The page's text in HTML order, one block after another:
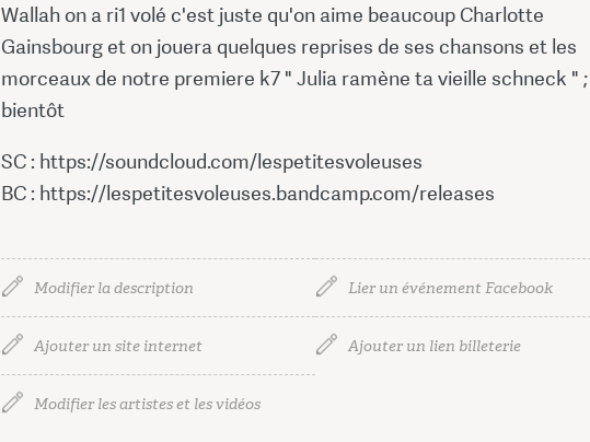
Wallah on a ri1 volé c'est juste qu'on aime beaucoup Charlotte
Gainsbourg et on jouera quelques reprises de ses chansons et les
morceaux de notre premiere k7 " Julia ramène ta vieille schneck "
bientôt
SC : https://soundcloud.com/lespetitesvoleuses
BC : https://lespetitesvoleuses.bandcamp.com/releases
Modifier la description Lier un événement Facebook
Ajouter un site internet Ajouter un lien billeterie
Modifier les artistes et les vidéos